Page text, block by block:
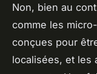
Non, bien au
comme les
conçues pour
localisées, et les